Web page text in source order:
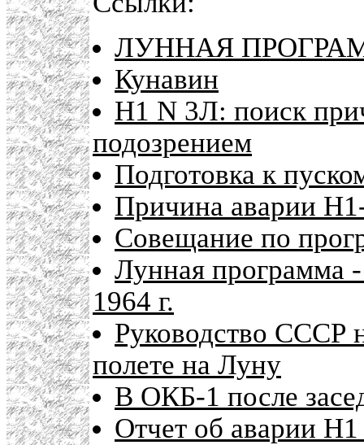
ЛУННАЯ
Кунавин
Н1 N 3Л: поиск
подозрением
Подготовка к
Причина аварии
Совещание по
Лунная программа
1964 г.
Руководство СССР
полете на Луну
В ОКБ-1 после
Отчет об аварии